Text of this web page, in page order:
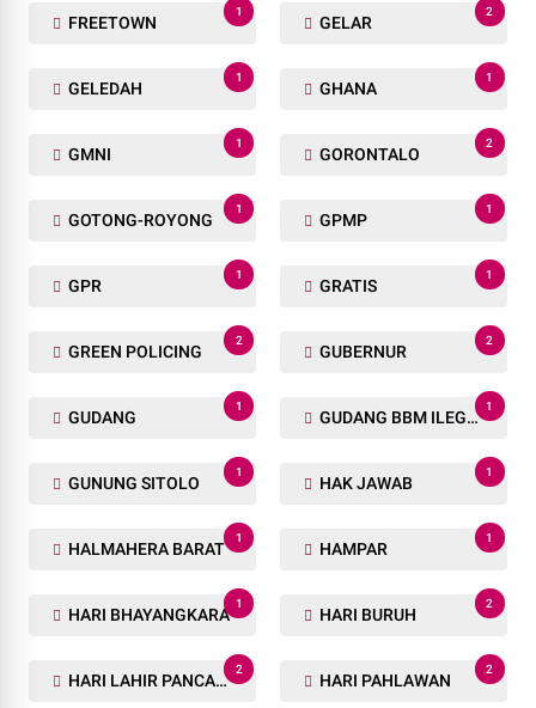
FREETOWN
1
GELAR
2
GELEDAH
1
GHANA
1
GMNI
1
GORONTALO
2
GOTONG-ROYONG
1
GPMP
1
GPR
1
GRATIS
1
GREEN POLICING
2
GUBERNUR
2
GUDANG
1
GUDANG BBM ILEGAL
1
GUNUNG SITOLO
1
HAK JAWAB
1
HALMAHERA BARAT
1
HAMPAR
1
HARI BHAYANGKARA
1
HARI BURUH
2
HARI LAHIR PANCASILA
2
HARI PAHLAWAN
2